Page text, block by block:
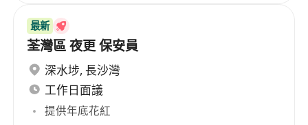
最新
荃灣區 夜更 保安員
深水埗, 長沙灣
工作日面議
提供年底花紅